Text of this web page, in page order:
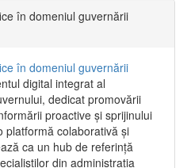
în domeniul guvernării
în domeniul guvernării
digital integrat al
dedicat promovării
proactive și sprijinului
platformă colaborativă și
ca un hub de referință
din administrația